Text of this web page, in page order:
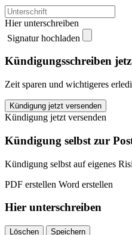
Hier unterschreiben
Signatur hochladen
Kündigungsschreiben
Zeit sparen und wichtigeres
INJOY
Rutesheim
kündigen
quantity
Kündigung jetzt versenden
Kündigung jetzt versenden
Kündigung selbst zur
Kündigung selbst auf eigenes
PDF erstellen Word erstellen
Hier unterschreiben
Löschen Speichern